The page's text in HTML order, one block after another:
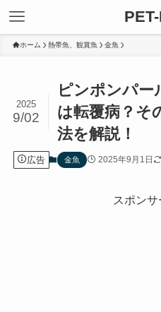
ホーム 熱帯魚、観賞魚 金魚
ピンポンパー
は転覆病？そ
法を解説！
2025
9/02
広告 金魚 2025年9月1日
スポンサ